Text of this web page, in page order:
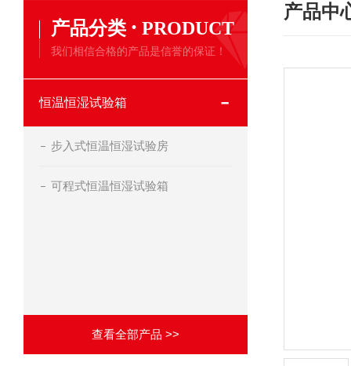
产品分类 · PRODUCT
我们相信合格的产品是信誉的保证！
恒温恒湿试验箱
步入式恒温恒湿试验房
可程式恒温恒湿试验箱
查看全部产品 >>
产品中